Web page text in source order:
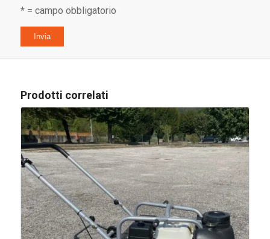
* = campo obbligatorio
Prodotti correlati